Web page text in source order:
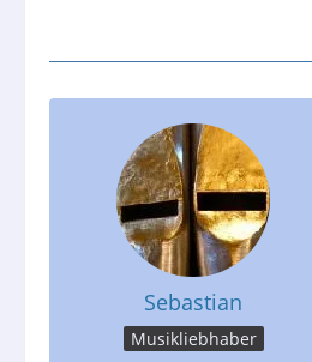
Sebastian
Musikliebhaber